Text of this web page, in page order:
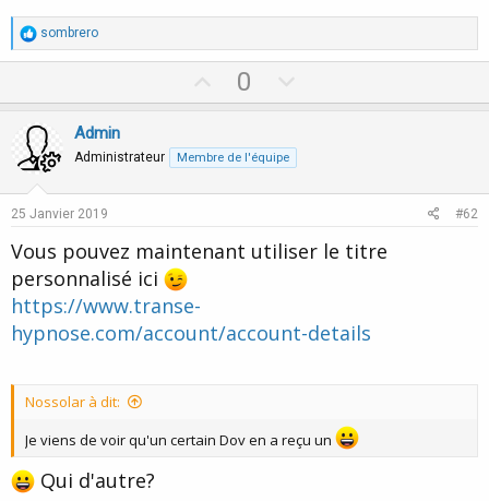
R
é
a
t
o
n
s
:
sombrero
p
o
t
0
o
v
e
Admin
Administrateur Membre de l'équipe
25 Janvier 2019 #62
Vous pouvez maintenant utiliser le titre
personnalisé ici
https://www.transe-
hypnose.com/account/account-details
Nossolar à dit:
Je viens de voir qu'un certain Dov en a reçu un
Qui d'autre?